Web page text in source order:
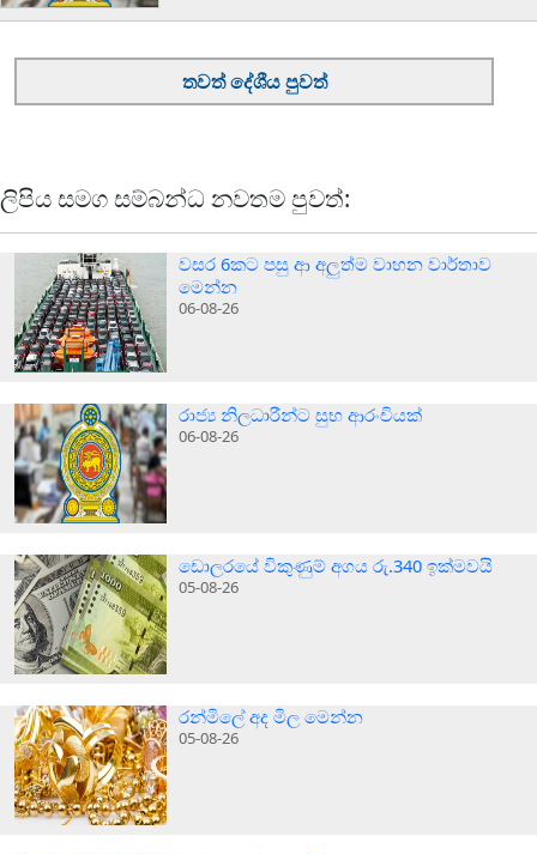
තවත් දේශීය පුවත්
ලිපිය සමග සම්බන්ධ නවතම පුවත්:
වසර 6කට පසු ආ අලුත්ම වාහන වාර්තාව
මෙන්න
06-08-26
රාජ්‍ය නිලධාරීන්ට සුභ ආරංචියක්
06-08-26
ඩොලරයේ විකුණුම් අගය රු.340 ඉක්මවයි
05-08-26
රන්මිලේ අද මිල මෙන්න
05-08-26